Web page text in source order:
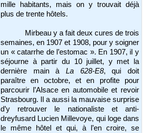
mille habitants, mais on y trouvait déjà
plus de trente hôtels.
Mirbeau y a fait deux cures de trois
semaines, en 1907 et 1908, pour y soigner
un « catarrhe de l’estomac ». En 1907, il y
séjourne à partir du 10 juillet, y met la
dernière main à La 628-E8, qui doit
paraître en octobre, et en profite pour
parcourir l’Alsace en automobile et revoir
Strasbourg. Il a aussi la mauvaise surprise
d’y retrouver le nationaliste et anti-
dreyfusard Lucien Millevoye, qui loge dans
le même hôtel et qui, à l’en croire, se